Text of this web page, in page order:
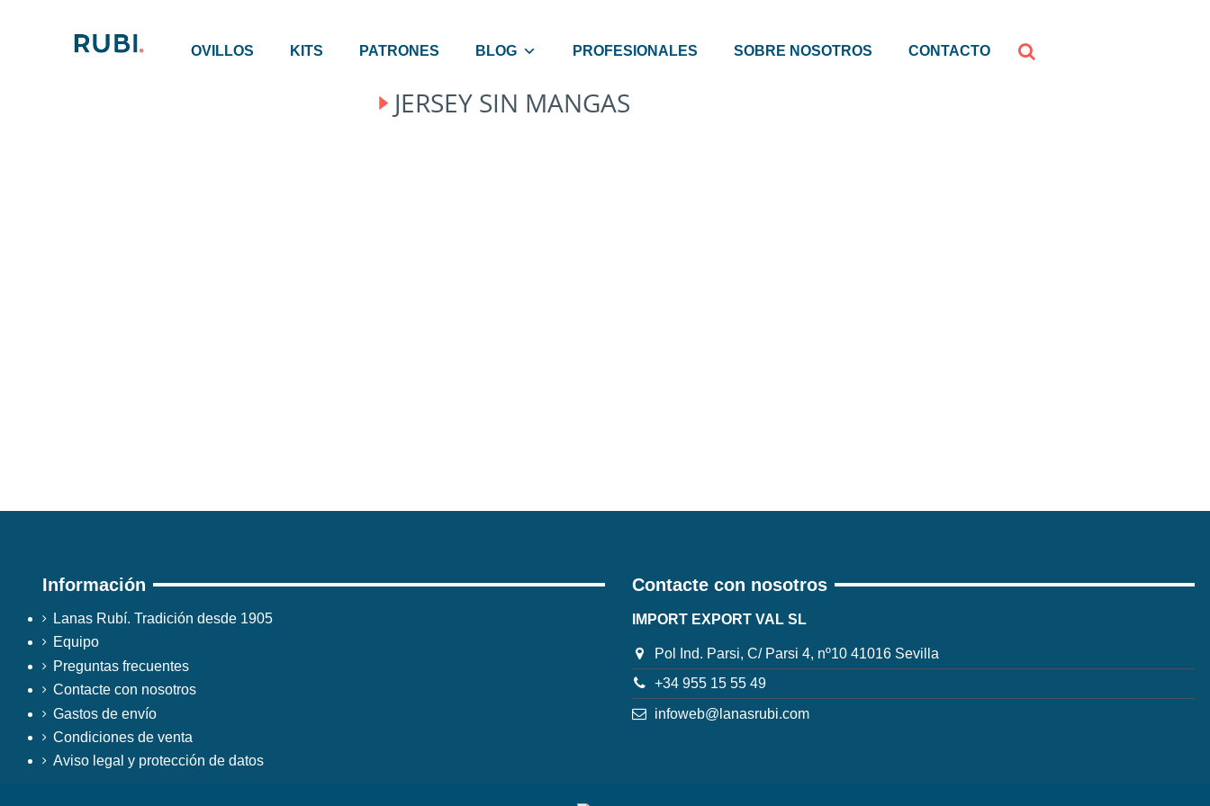
OVILLOS KITS PATRONES BLOG PROFESIONALES SOBRE NOSOTROS CONTACTO
JERSEY SIN MANGAS
Información
Lanas Rubí. Tradición desde 1905
Equipo
Preguntas frecuentes
Contacte con nosotros
Gastos de envío
Condiciones de venta
Aviso legal y protección de datos
Contacte con nosotros
IMPORT EXPORT VAL SL
Pol Ind. Parsi, C/ Parsi 4, nº10 41016 Sevilla
+34 955 15 55 49
infoweb@lanasrubi.com